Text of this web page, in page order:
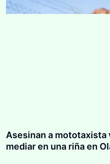
Asesinan a
mediar en una riña en